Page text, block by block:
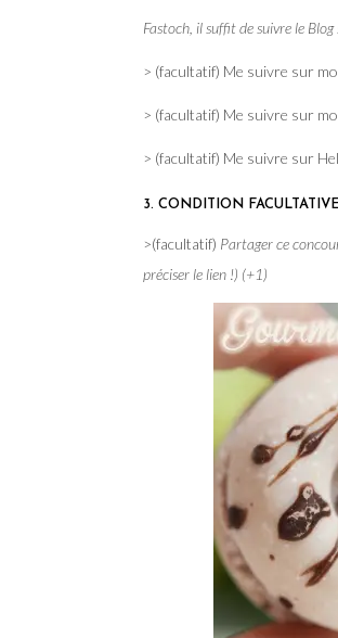
Fastoch, il suffit de suivre le Blog
> (facultatif) Me suivre sur
> (facultatif) Me suivre sur
> (facultatif) Me suivre sur
3. CONDITION
>(facultatif) Partager ce
préciser le lien !) (+1)